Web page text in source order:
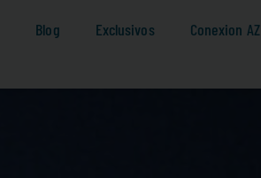
Blog Exclusivos Conexion AZ